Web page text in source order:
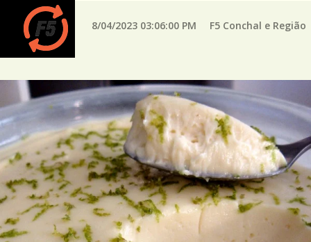
8/04/2023 03:06:00 PM F5 Conchal e Região